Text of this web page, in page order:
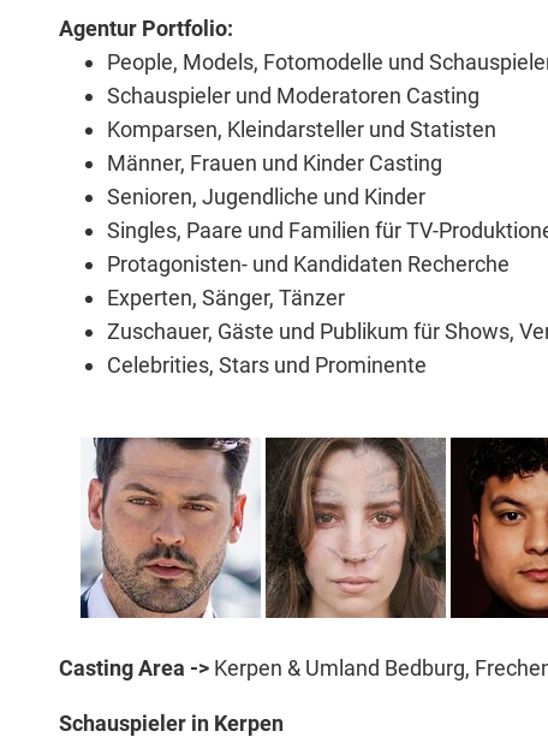
Agentur Portfolio:
People, Models, Fotomodelle und
Schauspieler und Moderatoren Casting
Komparsen, Kleindarsteller und Statisten
Männer, Frauen und Kinder Casting
Senioren, Jugendliche und Kinder
Singles, Paare und Familien für TV-
Protagonisten- und Kandidaten Recherche
Experten, Sänger, Tänzer
Zuschauer, Gäste und Publikum für Shows,
Celebrities, Stars und Prominente
Casting Area -> Kerpen & Umland Bedburg,
Schauspieler in Kerpen